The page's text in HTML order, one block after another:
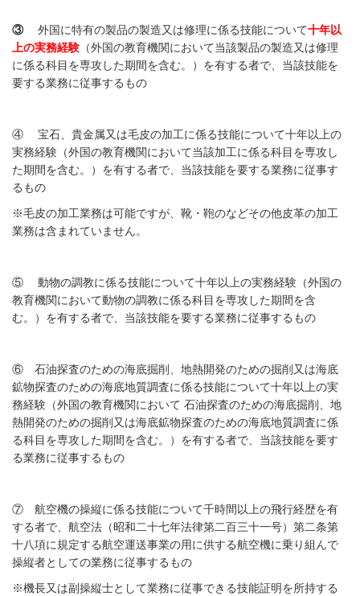
③ 外国に特有の製品の製造又は修理に係る技能について十年以
上の実務経験 （外国の教育機関において当該製品の製造又は修理
に係る科目を専攻した期間を含む。）を有する者で、当該技能を
要する業務に従事するもの
④ 宝石、貴金属又は毛皮の加工に係る技能について十年以上の
実務経験（外国の教育機関において当該加工に係る科目を専攻し
た期間を含む。）を有する者で、当該技能を要する業務に従事す
るもの
※毛皮の加工業務は可能ですが、靴・鞄のなどその他皮革の加工
業務は含まれていません。
⑤ 動物の調教に係る技能について十年以上の実務経験（外国の
教育機関において動物の調教に係る科目を専攻した期間を含
む。）を有する者で、当該技能を要する業務に従事するもの
⑥ 石油探査のための海底掘削、地熱開発のための掘削又は海底
鉱物探査のための海底地質調査に係る技能について十年以上の実
務経験（外国の教育機関において 石油探査のための海底掘削、地
熱開発のための掘削又は海底鉱物探査のための海底地質調査に係
る科目を専攻した期間を含む。）を有する者で、当該技能を要す
る業務に従事するもの
⑦ 航空機の操縦に係る技能について千時間以上の飛行経歴を有
する者で、航空法（昭和二十七年法律第二百三十一号）第二条第
十八項に規定する航空運送事業の用に供する航空機に乗り組んで
操縦者としての業務に従事するもの
※機長又は副操縦士として業務に従事できる技能証明を所持する